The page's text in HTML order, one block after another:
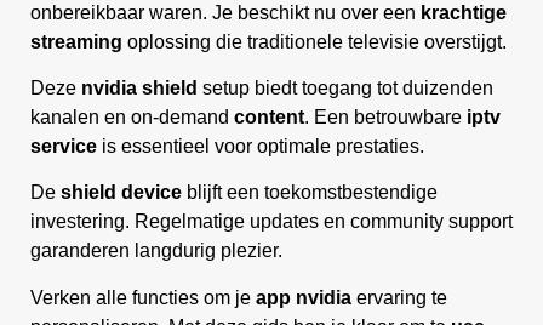
onbereikbaar waren. Je beschikt nu over een krachtige
streaming oplossing die traditionele televisie overstijgt.
Deze nvidia shield setup biedt toegang tot duizenden
kanalen en on-demand content. Een betrouwbare iptv
service is essentieel voor optimale prestaties.
De shield device blijft een toekomstbestendige
investering. Regelmatige updates en community support
garanderen langdurig plezier.
Verken alle functies om je app nvidia ervaring te